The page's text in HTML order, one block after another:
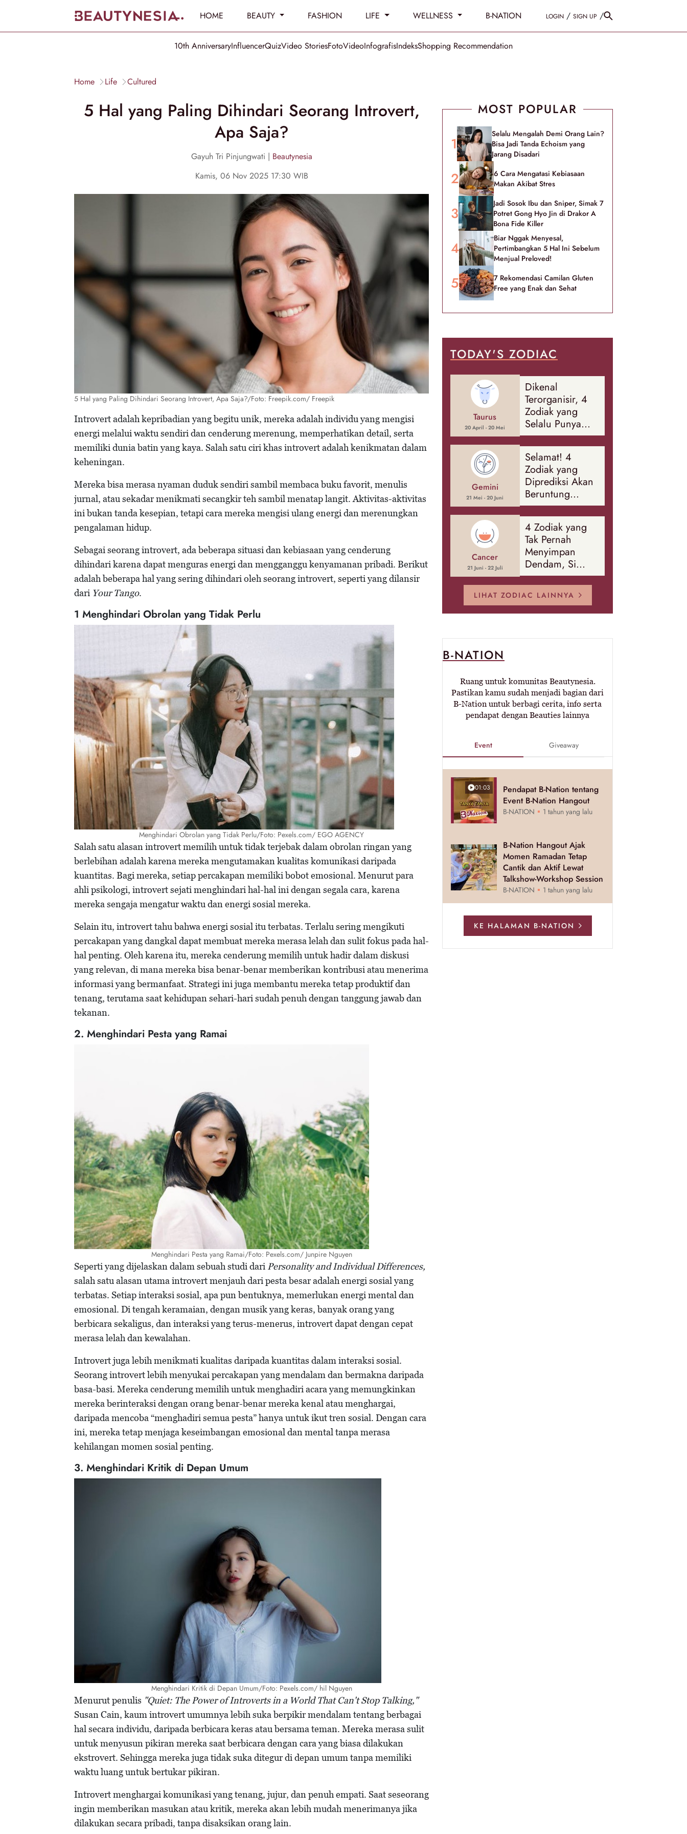
HOME BEAUTY FASHION LIFE WELLNESS B-NATION LOGIN / SIGN UP /
10th AnniversaryInfluencerQuizVideo StoriesFotoVideoInfografisIndeksShopping Recommendation
Home Life Cultured
5 Hal yang Paling Dihindari Seorang Introvert,
Apa Saja?
Gayuh Tri Pinjungwati | Beautynesia
Kamis, 06 Nov 2025 17:30 WIB
5 Hal yang Paling Dihindari Seorang Introvert, Apa Saja?/Foto: Freepik.com/ Freepik
Introvert adalah kepribadian yang begitu unik, mereka adalah individu yang mengisi
energi melalui waktu sendiri dan cenderung merenung, memperhatikan detail, serta
memiliki dunia batin yang kaya. Salah satu ciri khas introvert adalah kenikmatan dalam
keheningan.
Mereka bisa merasa nyaman duduk sendiri sambil membaca buku favorit, menulis
jurnal, atau sekadar menikmati secangkir teh sambil menatap langit. Aktivitas-aktivitas
ini bukan tanda kesepian, tetapi cara mereka mengisi ulang energi dan merenungkan
pengalaman hidup.
Sebagai seorang introvert, ada beberapa situasi dan kebiasaan yang cenderung
dihindari karena dapat menguras energi dan mengganggu kenyamanan pribadi. Berikut
adalah beberapa hal yang sering dihindari oleh seorang introvert, seperti yang dilansir
dari Your Tango.
1 Menghindari Obrolan yang Tidak Perlu
Menghindari Obrolan yang Tidak Perlu/Foto: Pexels.com/ EGO AGENCY
Salah satu alasan introvert memilih untuk tidak terjebak dalam obrolan ringan yang
berlebihan adalah karena mereka mengutamakan kualitas komunikasi daripada
kuantitas. Bagi mereka, setiap percakapan memiliki bobot emosional. Menurut para
ahli psikologi, introvert sejati menghindari hal-hal ini dengan segala cara, karena
mereka sengaja mengatur waktu dan energi sosial mereka.
Selain itu, introvert tahu bahwa energi sosial itu terbatas. Terlalu sering mengikuti
percakapan yang dangkal dapat membuat mereka merasa lelah dan sulit fokus pada hal-
hal penting. Oleh karena itu, mereka cenderung memilih untuk hadir dalam diskusi
yang relevan, di mana mereka bisa benar-benar memberikan kontribusi atau menerima
informasi yang bermanfaat. Strategi ini juga membantu mereka tetap produktif dan
tenang, terutama saat kehidupan sehari-hari sudah penuh dengan tanggung jawab dan
tekanan.
2. Menghindari Pesta yang Ramai
Menghindari Pesta yang Ramai/Foto: Pexels.com/ Junpire Nguyen
Seperti yang dijelaskan dalam sebuah studi dari Personality and Individual Differences,
salah satu alasan utama introvert menjauh dari pesta besar adalah energi sosial yang
terbatas. Setiap interaksi sosial, apa pun bentuknya, memerlukan energi mental dan
emosional. Di tengah keramaian, dengan musik yang keras, banyak orang yang
berbicara sekaligus, dan interaksi yang terus-menerus, introvert dapat dengan cepat
merasa lelah dan kewalahan.
Introvert juga lebih menikmati kualitas daripada kuantitas dalam interaksi sosial.
Seorang introvert lebih menyukai percakapan yang mendalam dan bermakna daripada
basa-basi. Mereka cenderung memilih untuk menghadiri acara yang memungkinkan
mereka berinteraksi dengan orang benar-benar mereka kenal atau menghargai,
daripada mencoba “menghadiri semua pesta” hanya untuk ikut tren sosial. Dengan cara
ini, mereka tetap menjaga keseimbangan emosional dan mental tanpa merasa
kehilangan momen sosial penting.
3. Menghindari Kritik di Depan Umum
Menghindari Kritik di Depan Umum/Foto: Pexels.com/ hil Nguyen
Menurut penulis "Quiet: The Power of Introverts in a World That Can't Stop Talking,"
Susan Cain, kaum introvert umumnya lebih suka berpikir mendalam tentang berbagai
hal secara individu, daripada berbicara keras atau bersama teman. Mereka merasa sulit
untuk menyusun pikiran mereka saat berbicara dengan cara yang biasa dilakukan
ekstrovert. Sehingga mereka juga tidak suka ditegur di depan umum tanpa memiliki
waktu luang untuk bertukar pikiran.
Introvert menghargai komunikasi yang tenang, jujur, dan penuh empati. Saat seseorang
ingin memberikan masukan atau kritik, mereka akan lebih mudah menerimanya jika
dilakukan secara pribadi, tanpa disaksikan orang lain.
MOST POPULAR
Selalu Mengalah Demi Orang Lain?
Bisa Jadi Tanda Echoism yang
Jarang Disadari
6 Cara Mengatasi Kebiasaan
Makan Akibat Stres
Jadi Sosok Ibu dan Sniper, Simak 7
Potret Gong Hyo Jin di Drakor A
Bona Fide Killer
Biar Nggak Menyesal,
Pertimbangkan 5 Hal Ini Sebelum
Menjual Preloved!
7 Rekomendasi Camilan Gluten
Free yang Enak dan Sehat
TODAY'S ZODIAC
Taurus
20 April - 20 Mei
Dikenal
Terorganisir, 4
Zodiak yang
Selalu Punya
Rencana
Cadangan Soal
Banyak Hal
Gemini
21 Mei - 20 Juni
Selamat! 4
Zodiak yang
Diprediksi Akan
Beruntung
Sepanjang
Agustus 2026
Cancer
21 Juni - 22 Juli
4 Zodiak yang
Tak Pernah
Menyimpan
Dendam, Si
Paling Mudah
Memaafkan!
LIHAT ZODIAC LAINNYA
B-NATION
Ruang untuk komunitas Beautynesia.
Pastikan kamu sudah menjadi bagian dari
B-Nation untuk berbagi cerita, info serta
pendapat dengan Beauties lainnya
Event Giveaway
01:03
Pendapat B-Nation tentang
Event B-Nation Hangout
B-NATION 1 tahun yang lalu
B-Nation Hangout Ajak
Momen Ramadan Tetap
Cantik dan Aktif Lewat
Talkshow-Workshop Session
B-NATION 1 tahun yang lalu
KE HALAMAN B-NATION